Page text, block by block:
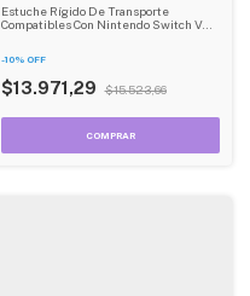
Estuche Rígido De Transporte
Compatibles Con Nintendo Switch V2
-10% OFF
$13.971,29 $15.523,66